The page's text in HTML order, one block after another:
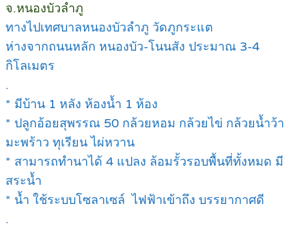
จ.หนองบัวลำภู
ทางไปเทศบาลหนองบัวลำภู วัดภูกระแต
ห่างจากถนนหลัก หนองบัว-โนนสัง ประมาณ 3-4
กิโลเมตร
.
* มีบ้าน 1 หลัง ห้องน้ำ 1 ห้อง
* ปลูกอ้อยสุพรรณ 50 กล้วยหอม กล้วยไข่ กล้วยน้ำว้า
มะพร้าว ทุเรียน ไผ่หวาน
* สามารถทำนาได้ 4 แปลง ล้อมรั้วรอบพื้นที่ทั้งหมด มี
สระน้ำ
* น้ำ ใช้ระบบโซลาเซล์ ไฟฟ้าเข้าถึง บรรยากาศดี
.